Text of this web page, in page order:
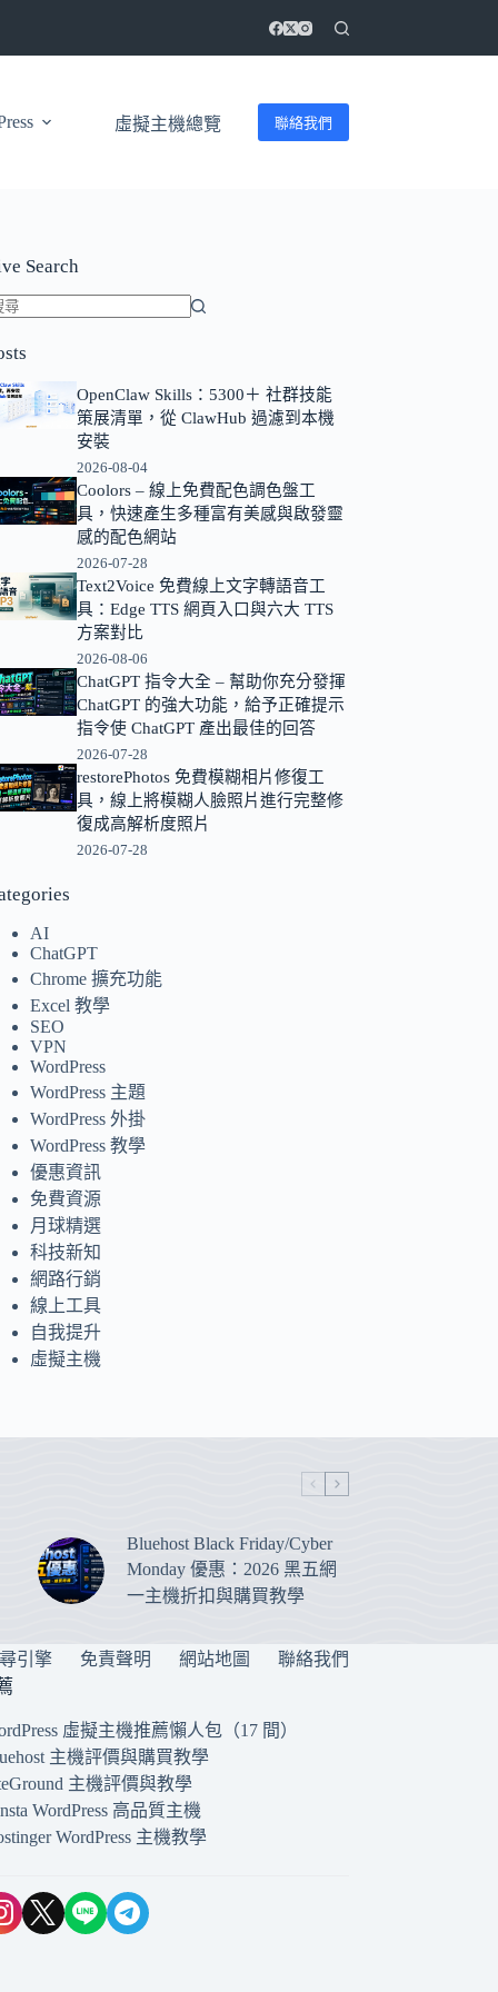
虛擬主機總覽 聯絡我們
Search
OpenClaw Skills：5300＋ 社群技能
策展清單，從 ClawHub 過濾到本機
安裝
2026-08-04
Coolors – 線上免費配色調色盤工
具，快速產生多種富有美感與啟發靈
感的配色網站
2026-07-28
Text2Voice 免費線上文字轉語音工
具：Edge TTS 網頁入口與六大 TTS
方案對比
2026-08-06
ChatGPT 指令大全 – 幫助你充分發揮
ChatGPT 的強大功能，給予正確提示
指令使 ChatGPT 產出最佳的回答
2026-07-28
restorePhotos 免費模糊相片修復工
具，線上將模糊人臉照片進行完整修
復成高解析度照片
2026-07-28
AI
ChatGPT
Chrome 擴充功能
Excel 教學
SEO
VPN
WordPress
WordPress 主題
WordPress 外掛
WordPress 教學
優惠資訊
免費資源
月球精選
科技新知
網路行銷
線上工具
自我提升
虛擬主機
Bluehost Black Friday/Cyber
Monday 優惠：2026 黑五網
一主機折扣與購買教學
引擎 免責聲明 網站地圖 聯絡我們
虛擬主機推薦懶人包（17 間）
主機評價與購買教學
主機評價與教學
WordPress 高品質主機
WordPress 主機教學